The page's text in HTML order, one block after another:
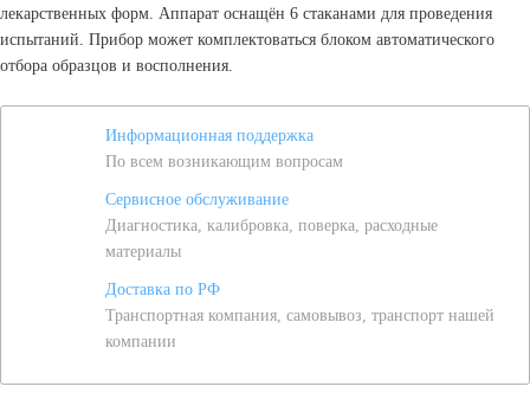
лекарственных форм. Аппарат оснащён 6 стаканами для проведения
испытаний. Прибор может комплектоваться блоком автоматического
отбора образцов и восполнения.
Информационная поддержка
По всем возникающим вопросам
Сервисное обслуживание
Диагностика, калибровка, поверка, расходные
материалы
Доставка по РФ
Транспортная компания, самовывоз, транспорт нашей
компании